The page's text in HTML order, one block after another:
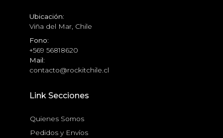
Ubicación:
Viña del Mar, Chile
Fono:
+569 56818620
Mail:
contacto@rockitchile.cl
Link Secciones
Quienes Somos
Pedidos y Envíos